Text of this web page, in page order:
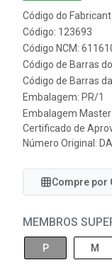
Código do
Código: 123693
Código NCM:
Código de Barras
Código de Barras
Embalagem: PR/1
Embalagem
Certificado de
Número Original:
Compre por
MEMBROS
P M